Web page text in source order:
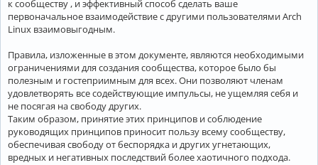
к сообществу , и эффективный способ сделать ваше
первоначальное взаимодействие с другими пользователями Arch
Linux взаимовыгодным.
Правила, изложенные в этом документе, являются необходимыми
ограничениями для создания сообщества, которое было бы
полезным и гостеприимным для всех. Они позволяют членам
удовлетворять все содействующие импульсы, не ущемляя себя и
не посягая на свободу других.
Таким образом, принятие этих принципов и соблюдение
руководящих принципов приносит пользу всему сообществу,
обеспечивая свободу от беспорядка и других угнетающих,
вредных и негативных последствий более хаотичного подхода.